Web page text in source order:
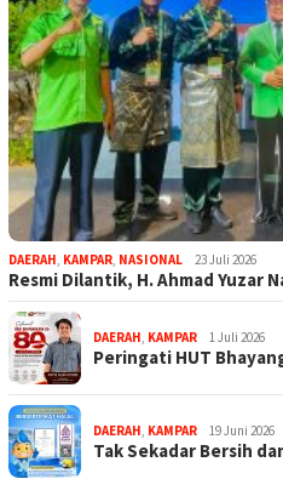
DAERAH, KAMPAR, NASIONAL 23 Juli 2026
Resmi Dilantik, H. Ahmad Yuzar
DAERAH, KAMPAR 1 Juli 2026
Peringati HUT
DAERAH, KAMPAR 19 Juni 2026
Tak Sekadar Bersih